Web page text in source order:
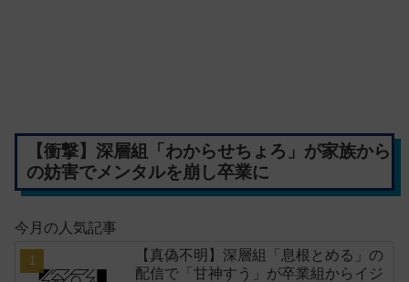
【衝撃】深層組「わからせちょろ」が家族から
の妨害でメンタルを崩し卒業に
今月の人気記事
【真偽不明】深層組「息根とめる」の
配信で「甘神すう」が卒業組からイジ